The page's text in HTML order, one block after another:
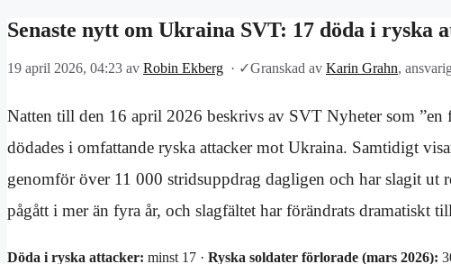
Senaste nytt om Ukraina SVT: 17 döda i ryska
19 april 2026, 04:23 av Robin Ekberg · ✓Granskad av Karin Grahn,
Natten till den 16 april 2026 beskrivs av SVT Nyheter som ”en
dödades i omfattande ryska attacker mot Ukraina. Samtidigt
genomför över 11 000 stridsuppdrag dagligen och har slagit ut
pågått i mer än fyra år, och slagfältet har förändrats dramatiskt
Döda i ryska attacker: minst 17 · Ryska soldater förlorade (mars 2026):